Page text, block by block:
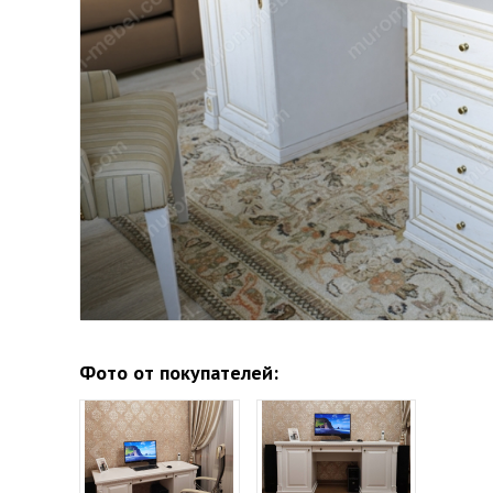
Фото от покупателей: